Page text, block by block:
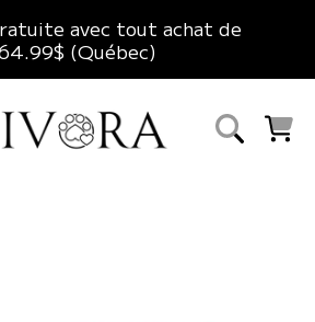
avec tout achat de
(Québec)